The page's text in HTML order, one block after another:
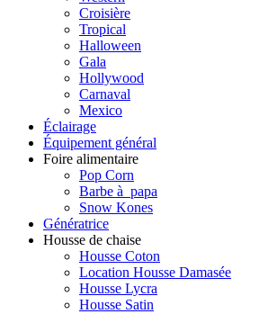
Croisière
Tropical
Halloween
Gala
Hollywood
Carnaval
Mexico
Éclairage
Équipement général
Foire alimentaire
Pop Corn
Barbe à papa
Snow Kones
Génératrice
Housse de chaise
Housse Coton
Location Housse Damasée
Housse Lycra
Housse Satin